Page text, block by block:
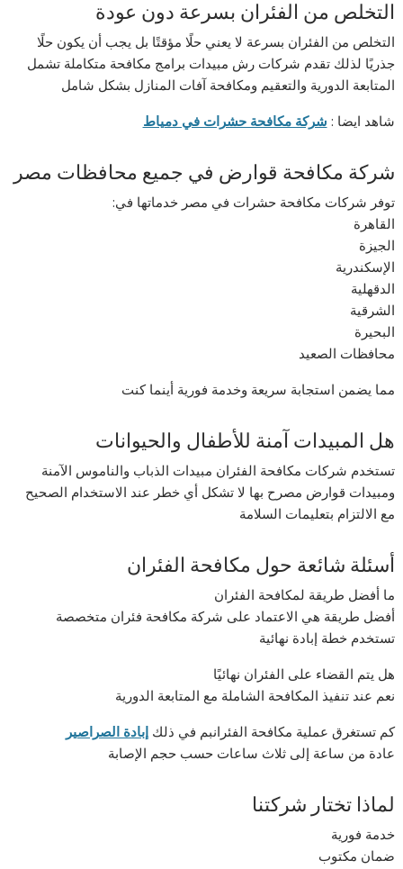
التخلص من الفئران بسرعة دون عودة
التخلص من الفئران بسرعة لا يعني حلًا مؤقتًا بل يجب أن يكون حلًا
جذريًا لذلك تقدم شركات رش مبيدات برامج مكافحة متكاملة تشمل
المتابعة الدورية والتعقيم ومكافحة آفات المنازل بشكل شامل
شاهد ايضا : شركة مكافحة حشرات في دمياط
شركة مكافحة قوارض في جميع محافظات مصر
توفر شركات مكافحة حشرات في مصر خدماتها في:
القاهرة
الجيزة
الإسكندرية
الدقهلية
الشرقية
البحيرة
محافظات الصعيد
مما يضمن استجابة سريعة وخدمة فورية أينما كنت
هل المبيدات آمنة للأطفال والحيوانات
تستخدم شركات مكافحة الفئران مبيدات الذباب والناموس الآمنة
ومبيدات قوارض مصرح بها لا تشكل أي خطر عند الاستخدام الصحيح
مع الالتزام بتعليمات السلامة
أسئلة شائعة حول مكافحة الفئران
ما أفضل طريقة لمكافحة الفئران
أفضل طريقة هي الاعتماد على شركة مكافحة فئران متخصصة
تستخدم خطة إبادة نهائية
هل يتم القضاء على الفئران نهائيًا
نعم عند تنفيذ المكافحة الشاملة مع المتابعة الدورية
كم تستغرق عملية مكافحة الفئرانبم في ذلكإبادة الصراصير
عادة من ساعة إلى ثلاث ساعات حسب حجم الإصابة
لماذا تختار شركتنا
خدمة فورية
ضمان مكتوب